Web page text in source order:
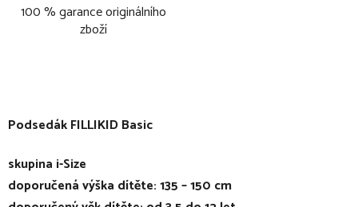
100 % garance originálního
zboží
Podsedák FILLIKID Basic
skupina i-Size
doporučená výška dítěte: 135 – 150 cm